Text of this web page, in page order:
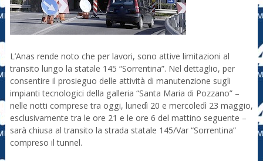
L’Anas rende noto che per lavori, sono attive limitazioni al
transito lungo la statale 145 “Sorrentina”. Nel dettaglio, per
consentire il prosieguo delle attività di manutenzione sugli
impianti tecnologici della galleria “Santa Maria di Pozzano” –
nelle notti comprese tra oggi, lunedì 20 e mercoledì 23 maggio,
esclusivamente tra le ore 21 e le ore 6 del mattino seguente –
sarà chiusa al transito la strada statale 145/Var “Sorrentina”
compreso il tunnel.